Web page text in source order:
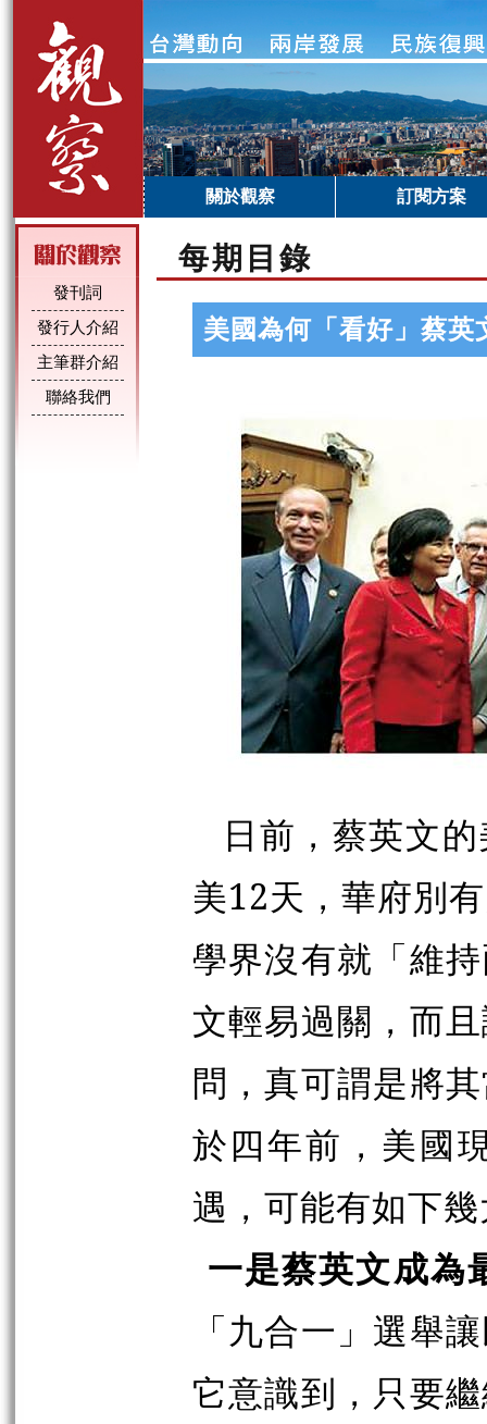
關於觀察 訂閱方案
發刊詞
發行人介紹
主筆群介紹
聯絡我們
每期目錄
美國為何「看好」蔡英
日前，蔡英文
美12天，華府別
學界沒有就「維
文輕易過關，而
問，真可謂是將
於四年前，美國
遇，可能有如下
一是蔡英文成為
「九合一」選舉
它意識到，只要